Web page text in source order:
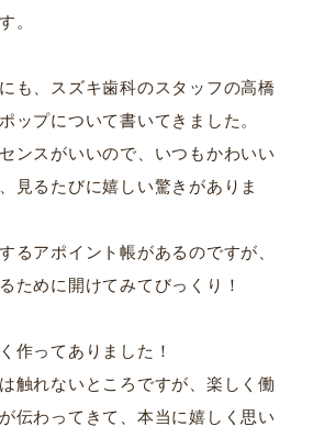
。
も、スズキ歯科のスタッフの高橋
ップについて書いてきました。
ンスがいいので、いつもかわいい
見るたびに嬉しい驚きがありま
るアポイント帳があるのですが、
ために開けてみてびっくり！
作ってありました！
触れないところですが、楽しく働
伝わってきて、本当に嬉しく思い